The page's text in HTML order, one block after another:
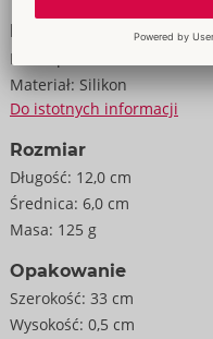
Dane
Kolor:
Materiał: Silikon
Do istotnych informacji
Rozmiar
Długość: 12,0 cm
Średnica: 6,0 cm
Masa: 125 g
Opakowanie
Szerokość: 33 cm
Wysokość: 0,5 cm